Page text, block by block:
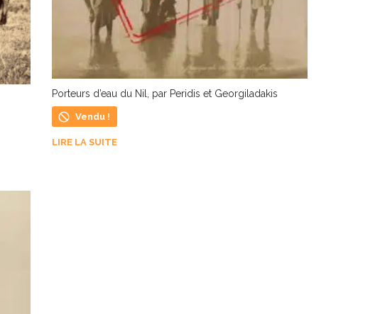
Porteurs d’eau du Nil, par Peridis et Georgiladakis
Vendu !
LIRE LA SUITE